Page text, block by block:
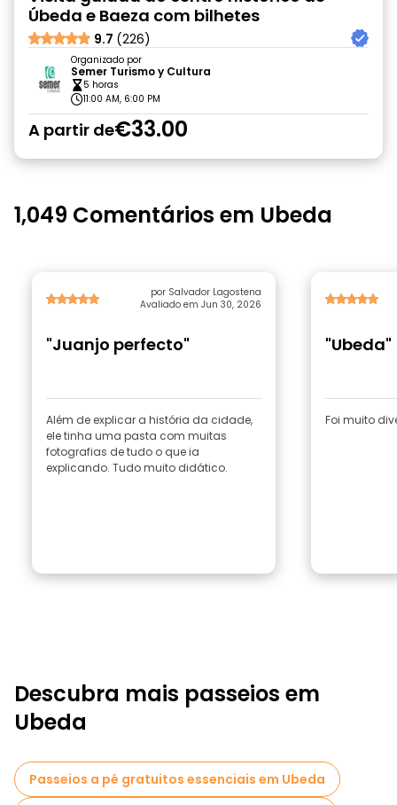
Úbeda e Baeza com bilhetes
9.7 (226)
Organizado por
Semer Turismo y Cultura
5 horas
11:00 AM, 6:00 PM
A partir de€33.00
1,049 Comentários em Ubeda
por Salvador Lagostena
Avaliado em Jun 30, 2026
"Juanjo perfecto"
Além de explicar a história da cidade,
ele tinha uma pasta com muitas
fotografias de tudo o que ia
explicando. Tudo muito didático.
"Ubeda"
Foi muito
Descubra mais passeios em
Ubeda
Passeios a pé gratuitos essenciais em Ubeda